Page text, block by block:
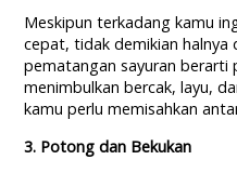
Meskipun terkadang kamu
cepat, tidak demikian halnya
pematangan sayuran berarti
menimbulkan bercak, layu,
kamu perlu memisahkan
3. Potong dan Bekukan